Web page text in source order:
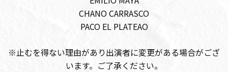
CHANO CARRASCO
PACO EL PLATEAO
※止むを得ない理由があり出演者に変更がある場合がござ
います。ご了承ください。